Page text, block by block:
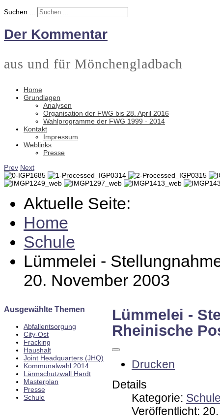
Suchen ...
Der Kommentar
aus und für Mönchengladbach
Home
Grundlagen
Analysen
Organisation der FWG bis 28. April 2016
Wahlprogramme der FWG 1999 - 2014
Kontakt
Impressum
Weblinks
Presse
Prev Next
Aktuelle Seite:
Home
Schule
Lümmelei -
20. November 2003
Ausgewählte Themen
Abfallentsorgung
City-Ost
Fracking
Haushalt
Joint Headquarters (JHQ)
Kommunalwahl 2014
Lärmschutzwall Hardt
Masterplan
Presse
Schule
Lümmelei -
Rheinische
Drucken
Details
Kategorie:
Veröffentlicht: